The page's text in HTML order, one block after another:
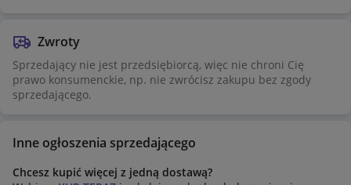
Zwroty
Sprzedający nie jest przedsiębiorcą, więc nie chroni Cię
prawo konsumenckie, np. nie zwrócisz zakupu bez zgody
sprzedającego.
Inne ogłoszenia sprzedającego
Chcesz kupić więcej z jedną dostawą?